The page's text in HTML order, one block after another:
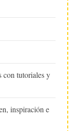
con tutoriales y
inspiración e